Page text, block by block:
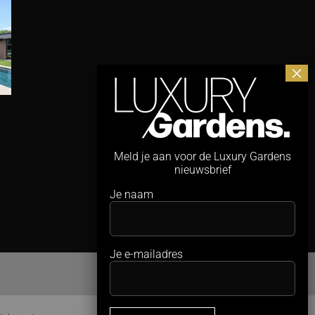
minimale ruimte
Studio REDD neemt
PUUR
Groenprojecten
Nederland over
Meld je aan voor de Luxury Gardens
nieuwsbrief
Je naam
Je e-mailadres